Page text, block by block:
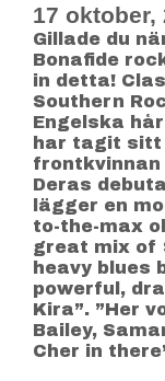
17 oktober,
Gillade du
Bonafide
in detta!
Southern
Engelska
har tagit sitt
frontkvinnan
Deras
lägger en
to-the-max
great mix of
heavy blues
powerful,
Kira”. ”Her
Bailey,
Cher in